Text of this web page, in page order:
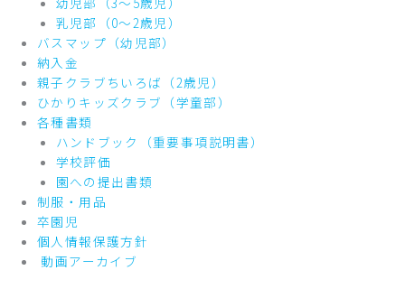
乳児部（0～2歳児）
バスマップ（幼児部）
納入金
親子クラブちいろば（2歳児）
ひかりキッズクラブ（学童部）
各種書類
ハンドブック（重要事項説明書）
学校評価
園への提出書類
制服・用品
卒園児
個人情報保護方針
動画アーカイブ